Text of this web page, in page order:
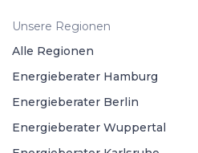
Unsere Regionen
Alle Regionen
Energieberater Hamburg
Energieberater Berlin
Energieberater Wuppertal